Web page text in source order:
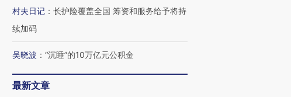
村夫日记 ： 长护险覆盖全国 筹资和服务给予将持
续加码
吴晓波 ： “沉睡”的10万亿元公积金
最新文章